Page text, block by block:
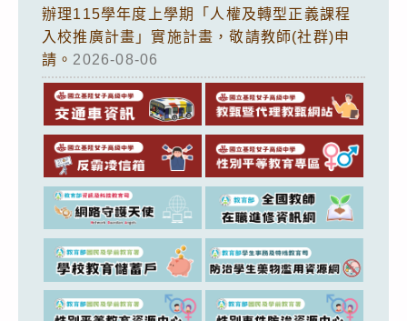
辦理115學年度上學期「人權及轉型正義課程
入校推廣計畫」實施計畫，敬請教師(社群)申
請。 2026-08-06